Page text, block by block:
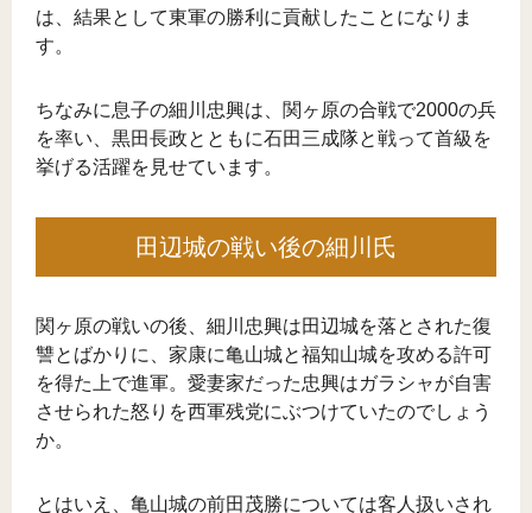
は、結果として東軍の勝利に貢献したことになりま
す。
ちなみに息子の細川忠興は、関ヶ原の合戦で2000の兵
を率い、黒田長政とともに石田三成隊と戦って首級を
挙げる活躍を見せています。
田辺城の戦い後の細川氏
関ヶ原の戦いの後、細川忠興は田辺城を落とされた復
讐とばかりに、家康に亀山城と福知山城を攻める許可
を得た上で進軍。愛妻家だった忠興はガラシャが自害
させられた怒りを西軍残党にぶつけていたのでしょう
か。
とはいえ、亀山城の前田茂勝については客人扱いされ